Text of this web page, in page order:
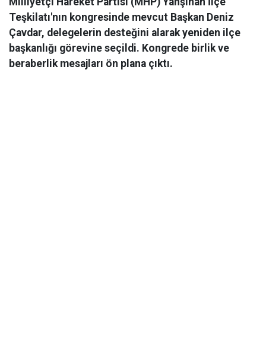
Teşkilatı'nın kongresinde mevcut Başkan Deniz
Çavdar, delegelerin desteğini alarak yeniden ilçe
başkanlığı görevine seçildi. Kongrede birlik ve
beraberlik mesajları ön plana çıktı.